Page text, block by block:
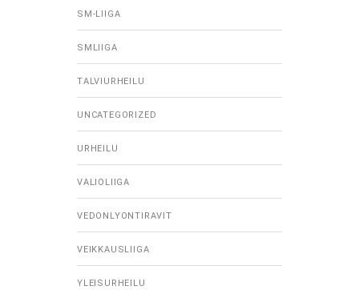
SM-LIIGA
SMLIIGA
TALVIURHEILU
UNCATEGORIZED
URHEILU
VALIOLIIGA
VEDONLYONTIRAVIT
VEIKKAUSLIIGA
YLEISURHEILU